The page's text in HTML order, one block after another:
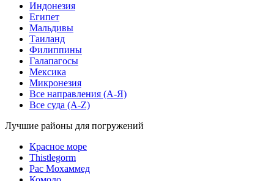
Индонезия
Египет
Мальдивы
Таиланд
Филиппины
Галапагосы
Мексика
Микронезия
Все направления (A-Я)
Все суда (A-Z)
Лучшие районы для погружений
Красное море
Thistlegorm
Рас Мохаммед